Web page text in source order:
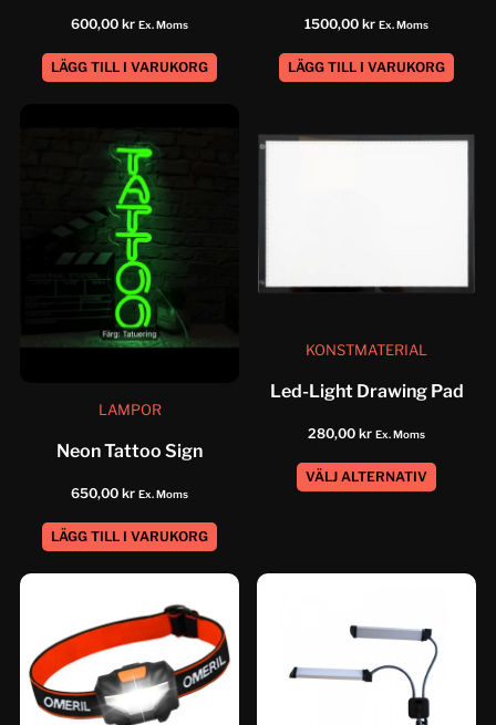
600,00 kr Ex. Moms
LÄGG TILL I VARUKORG
1500,00 kr Ex. Moms
LÄGG TILL I VARUKORG
LAMPOR
Neon Tattoo Sign
650,00 kr Ex. Moms
LÄGG TILL I VARUKORG
KONSTMATERIAL
Led-Light Drawing Pad
280,00 kr Ex. Moms
VÄLJ ALTERNATIV